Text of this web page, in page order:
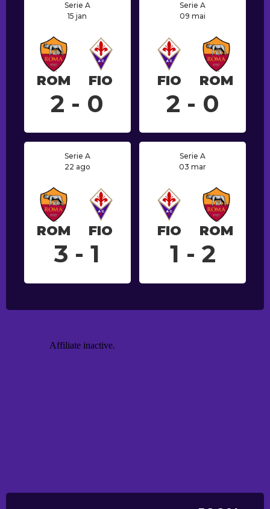
Serie A
15 jan
ROM FIO
2 - 0
Serie A
09 mai
FIO ROM
2 - 0
Serie A
22 ago
ROM FIO
3 - 1
Serie A
03 mar
FIO ROM
1 - 2